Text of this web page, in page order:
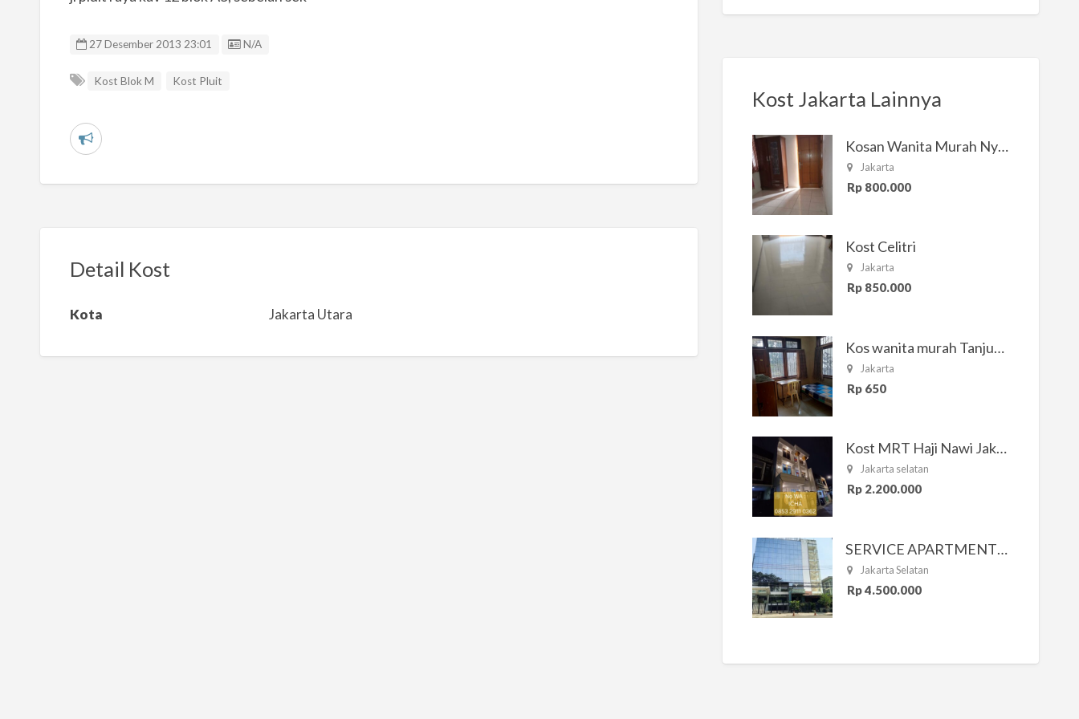
27 Desember 2013 23:01 Listing ID
N/A
Kost Blok M Kost Pluit
L
a
m
Detail Kost
Kota Jakarta Utara
Kost Jakarta Lainnya
Kosan Wanita Murah Nyaman di Jakarta Selatan
Jakarta
Rp 800.000
Kost Celitri
Jakarta
Rp 850.000
Kos wanita murah Tanjung Duren Jakarta Barat
Jakarta
Rp 650
Kost MRT Haji Nawi Jakarta Selatan
Jakarta selatan
Rp 2.200.000
SERVICE APARTMENT SOUTH RESIDENCE
Jakarta Selatan
Rp 4.500.000